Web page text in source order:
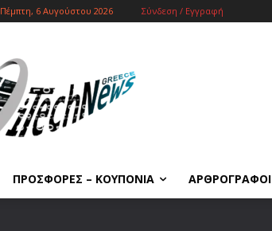
Πέμπτη, 6 Αυγούστου 2026 Σύνδεση / Εγγραφή
ΠΡΟΣΦΟΡΕΣ – ΚΟΥΠΟΝΙΑ ΑΡΘΡΟΓΡΑΦΟΙ